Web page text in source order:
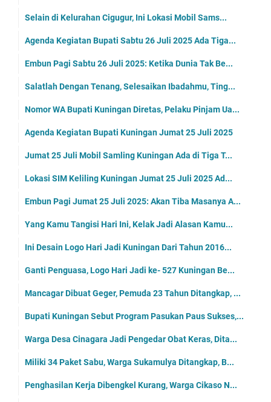
Selain di Kelurahan Cigugur, Ini Lokasi Mobil Sams...
Agenda Kegiatan Bupati Sabtu 26 Juli 2025 Ada Tiga...
Embun Pagi Sabtu 26 Juli 2025: Ketika Dunia Tak Be...
Salatlah Dengan Tenang, Selesaikan Ibadahmu, Ting...
Nomor WA Bupati Kuningan Diretas, Pelaku Pinjam Ua...
Agenda Kegiatan Bupati Kuningan Jumat 25 Juli 2025
Jumat 25 Juli Mobil Samling Kuningan Ada di Tiga T...
Lokasi SIM Keliling Kuningan Jumat 25 Juli 2025 Ad...
Embun Pagi Jumat 25 Juli 2025: Akan Tiba Masanya A...
Yang Kamu Tangisi Hari Ini, Kelak Jadi Alasan Kamu...
Ini Desain Logo Hari Jadi Kuningan Dari Tahun 2016...
Ganti Penguasa, Logo Hari Jadi ke- 527 Kuningan Be...
Mancagar Dibuat Geger, Pemuda 23 Tahun Ditangkap, ...
Bupati Kuningan Sebut Program Pasukan Paus Sukses,...
Warga Desa Cinagara Jadi Pengedar Obat Keras, Dita...
Miliki 34 Paket Sabu, Warga Sukamulya Ditangkap, B...
Penghasilan Kerja Dibengkel Kurang, Warga Cikaso N...